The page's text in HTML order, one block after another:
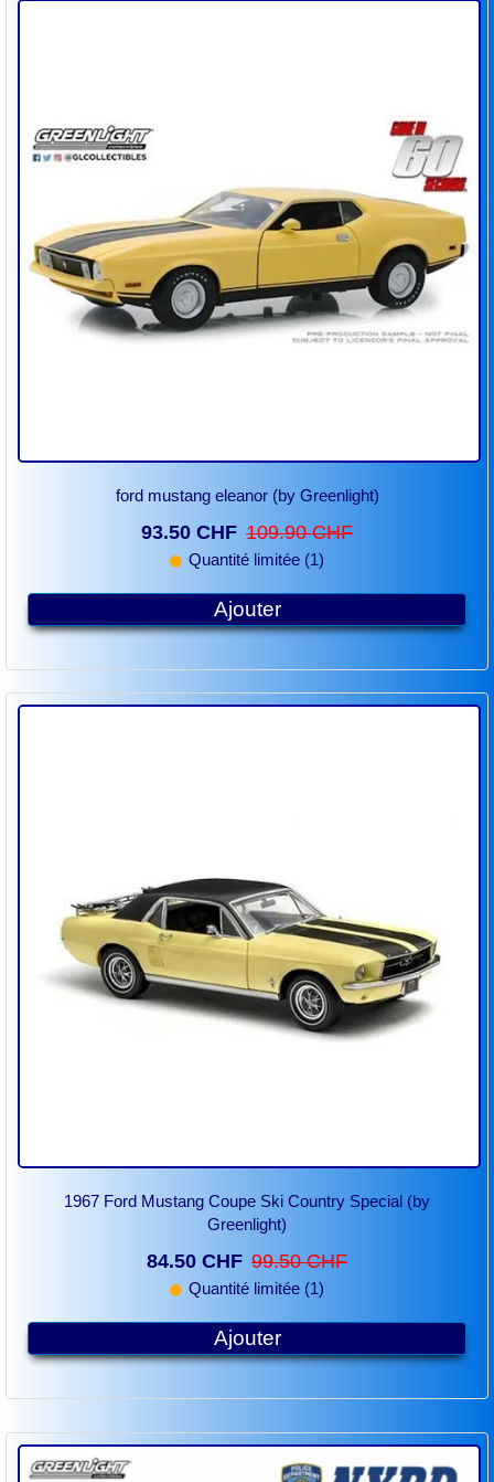
ford mustang eleanor (by Greenlight)
93.50 CHF 109.90 CHF
Quantité limitée (1)
Ajouter
1967 Ford Mustang Coupe Ski Country Special (by
Greenlight)
84.50 CHF 99.50 CHF
Quantité limitée (1)
Ajouter